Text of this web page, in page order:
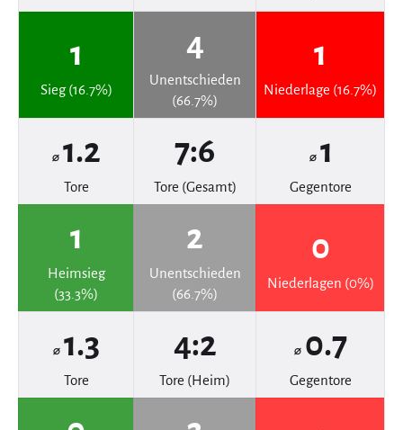
1
Sieg (16.7%)
4
Unentschieden
(66.7%)
1
Niederlage (16.7%)
⌀ 1.2
Tore
7:6
Tore (Gesamt)
⌀ 1
Gegentore
1
Heimsieg
(33.3%)
2
Unentschieden
(66.7%)
0
Niederlagen (0%)
⌀ 1.3
Tore
4:2
Tore (Heim)
⌀ 0.7
Gegentore